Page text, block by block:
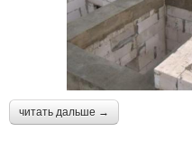
читать дальше →